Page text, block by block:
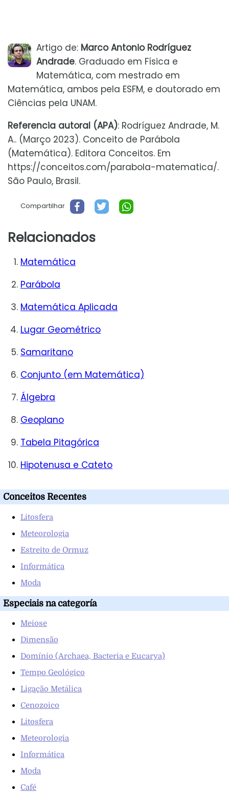
Artigo de: Marco Antonio Rodríguez
Andrade. Graduado em Física e
Matemática, com mestrado em
Matemática, ambos pela ESFM, e doutorado em
Ciências pela UNAM.
Referencia autoral (APA): Rodríguez Andrade, M.
A.. (Março 2023). Conceito de Parábola
(Matemática). Editora Conceitos. Em
https://conceitos.com/parabola-matematica/.
São Paulo, Brasil.
Compartilhar
Relacionados
Matemática
Parábola
Matemática Aplicada
Lugar Geométrico
Samaritano
Conjunto (em Matemática)
Álgebra
Geoplano
Tabela Pitagórica
Hipotenusa e Cateto
Conceitos Recentes
Litosfera
Meteorologia
Estreito de Ormuz
Informática
Moda
Especiais na categoría
Meiose
Dimensão
Domínio (Archaea, Bacteria e Eucarya)
Tempo Geológico
Ligação Metálica
Cenozoico
Litosfera
Meteorologia
Informática
Moda
Café